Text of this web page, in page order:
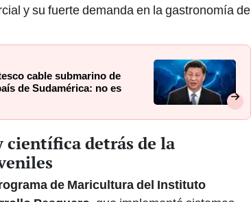
y su fuerte demanda en la gastronomía de
cable submarino de
de Sudamérica: no es
detrás de la
de Maricultura del Instituto